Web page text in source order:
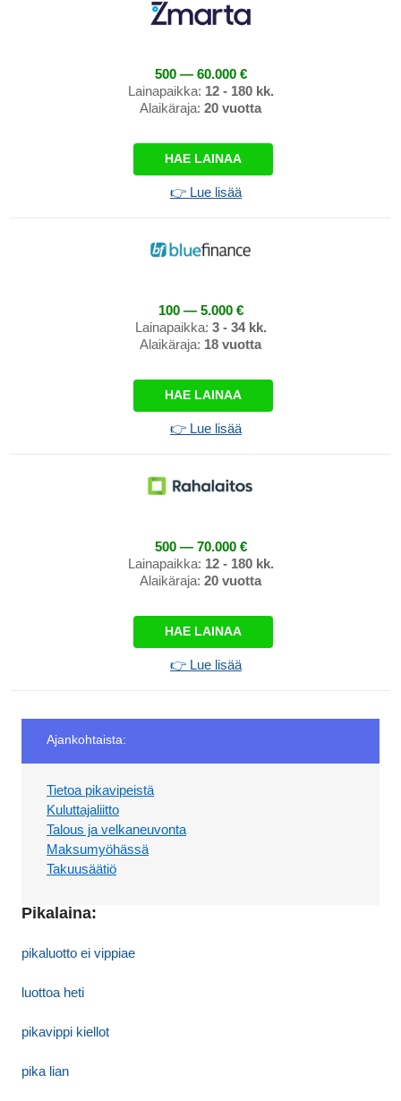
500 — 60.000 €
Lainapaikka: 12 - 180 kk.
Alaikäraja: 20 vuotta
HAE LAINAA
👉 Lue lisää
100 — 5.000 €
Lainapaikka: 3 - 34 kk.
Alaikäraja: 18 vuotta
HAE LAINAA
👉 Lue lisää
500 — 70.000 €
Lainapaikka: 12 - 180 kk.
Alaikäraja: 20 vuotta
HAE LAINAA
👉 Lue lisää
Ajankohtaista:
Tietoa pikavipeistä
Kuluttajaliitto
Talous ja velkaneuvonta
Maksumyöhässä
Takuusäätiö
Pikalaina:
pikaluotto ei vippiae
luottoa heti
pikavippi kiellot
pika lian